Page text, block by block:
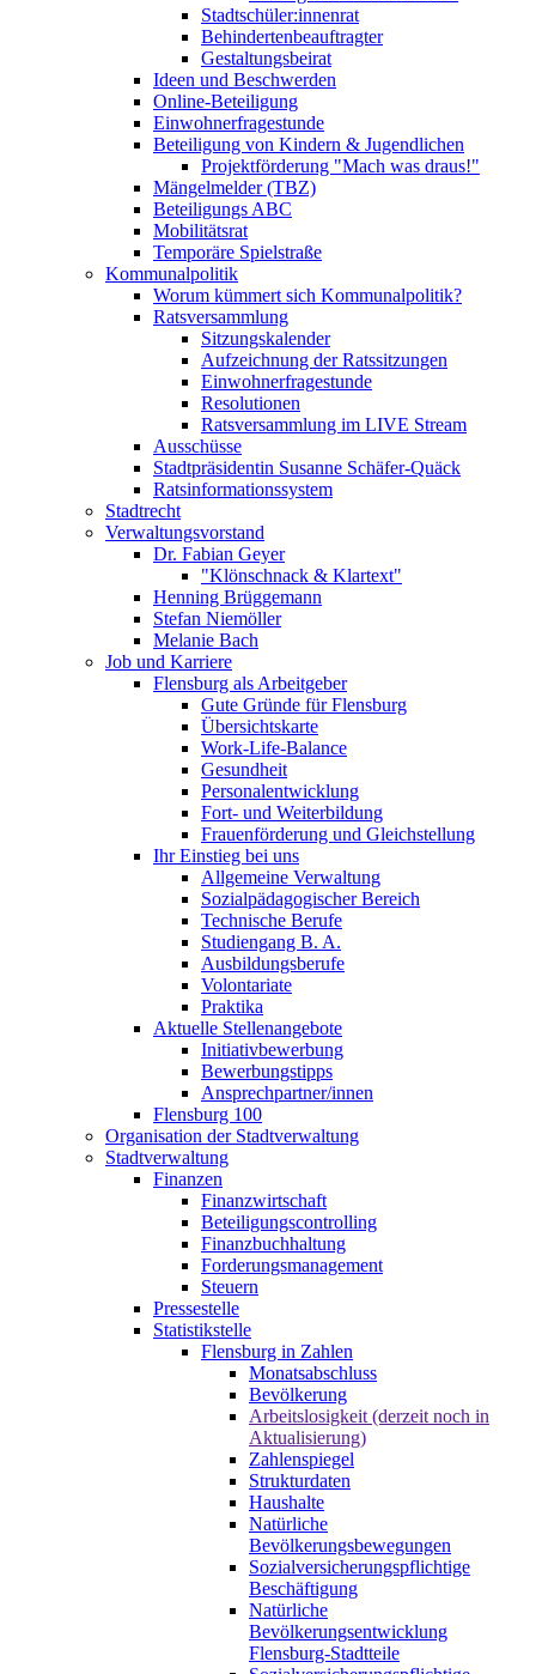
Stadtschüler:innenrat
Behindertenbeauftragter
Gestaltungsbeirat
Ideen und Beschwerden
Online-Beteiligung
Einwohnerfragestunde
Beteiligung von Kindern & Jugendlichen
Projektförderung "Mach was draus!"
Mängelmelder (TBZ)
Beteiligungs ABC
Mobilitätsrat
Temporäre Spielstraße
Kommunalpolitik
Worum kümmert sich Kommunalpolitik?
Ratsversammlung
Sitzungskalender
Aufzeichnung der Ratssitzungen
Einwohnerfragestunde
Resolutionen
Ratsversammlung im LIVE Stream
Ausschüsse
Stadtpräsidentin Susanne Schäfer-Quäck
Ratsinformationssystem
Stadtrecht
Verwaltungsvorstand
Dr. Fabian Geyer
"Klönschnack & Klartext"
Henning Brüggemann
Stefan Niemöller
Melanie Bach
Job und Karriere
Flensburg als Arbeitgeber
Gute Gründe für Flensburg
Übersichtskarte
Work-Life-Balance
Gesundheit
Personalentwicklung
Fort- und Weiterbildung
Frauenförderung und Gleichstellung
Ihr Einstieg bei uns
Allgemeine Verwaltung
Sozialpädagogischer Bereich
Technische Berufe
Studiengang B. A.
Ausbildungsberufe
Volontariate
Praktika
Aktuelle Stellenangebote
Initiativbewerbung
Bewerbungstipps
Ansprechpartner/innen
Flensburg 100
Organisation der Stadtverwaltung
Stadtverwaltung
Finanzen
Finanzwirtschaft
Beteiligungscontrolling
Finanzbuchhaltung
Forderungsmanagement
Steuern
Pressestelle
Statistikstelle
Flensburg in Zahlen
Monatsabschluss
Bevölkerung
Arbeitslosigkeit (derzeit noch in
Aktualisierung)
Zahlenspiegel
Strukturdaten
Haushalte
Natürliche
Bevölkerungsbewegungen
Sozialversicherungspflichtige
Beschäftigung
Natürliche
Bevölkerungsentwicklung
Flensburg-Stadtteile